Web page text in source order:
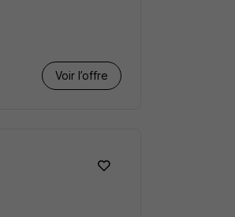
Voir l’offre